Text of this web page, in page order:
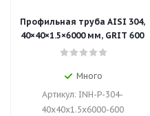
Профильная труба AISI 304,
40×40×1.5×6000 мм, GRIT 600
Много
Артикул: INH-P-304-
40x40x1.5x6000-600